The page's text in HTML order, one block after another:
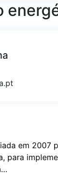
em 2007
para